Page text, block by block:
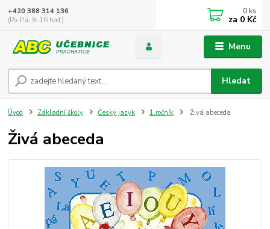
Menu
Hledat
+420 388 314 136
(Po-Pá, 8-16 hod.)
0 ks
za 0 Kč
Úvod Základní školy Český jazyk 1.ročník Živá abeceda
Živá abeceda